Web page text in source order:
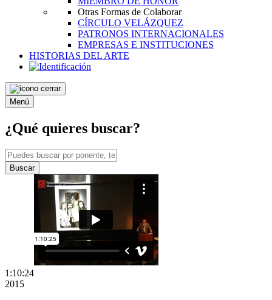
Otras Formas de Colaborar
CÍRCULO VELÁZQUEZ
PATRONOS INTERNACIONALES
EMPRESAS E INSTITUCIONES
HISTORIAS DEL ARTE
Menú
¿Qué quieres buscar?
Buscar
1:10:24
2015